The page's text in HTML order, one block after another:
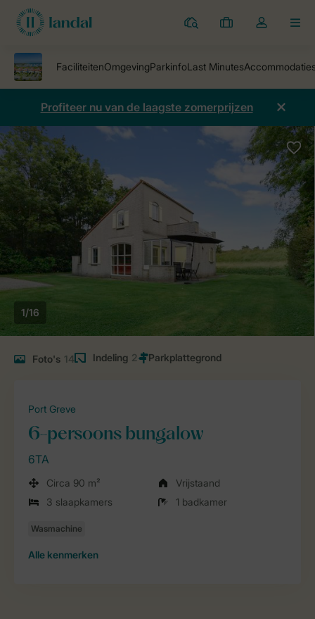
Parken
Mijn
Open
mijn
account
Profiteer nu van de laagste zomerprijzen
1/16
Foto's 14 Indeling 2
Port Greve
6-persoons bungalow
6TA
Circa 90 m²
Vrijstaand
3 slaapkamers
1 badkamer
Alle kenmerken